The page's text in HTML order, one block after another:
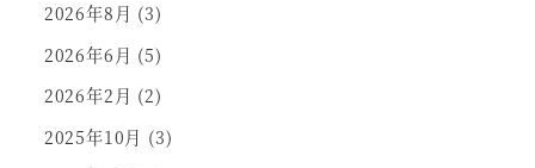
2026年8月 (3)
2026年6月 (5)
2026年2月 (2)
2025年10月 (3)